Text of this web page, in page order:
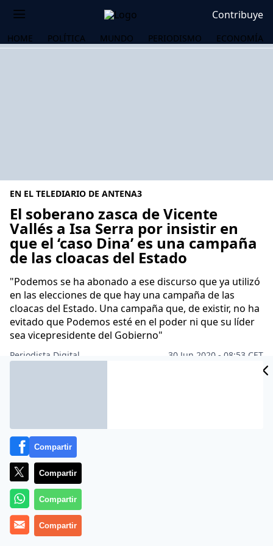
Contribuye
HOME POLÍTICA MUNDO PERIODISMO ECONOMÍA
EN EL TELEDIARIO DE ANTENA3
El soberano zasca de Vicente
Vallés a Isa Serra por insistir en
que el ‘caso Dina’ es una campaña
de las cloacas del Estado
"Podemos se ha abonado a ese discurso que ya utilizó
en las elecciones de que hay una campaña de las
cloacas del Estado. Una campaña que, de existir, no ha
evitado que Podemos esté en el poder ni que su líder
sea vicepresidente del Gobierno"
Periodista Digital
30 Jun 2020 - 08:53 CET
Compartir
Compartir
Compartir
Compartir